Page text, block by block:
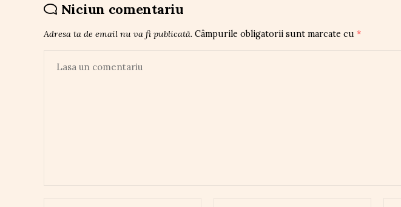
Niciun comentariu
Adresa ta de email nu va fi publicată. Câmpurile obligatorii sunt marcate cu *